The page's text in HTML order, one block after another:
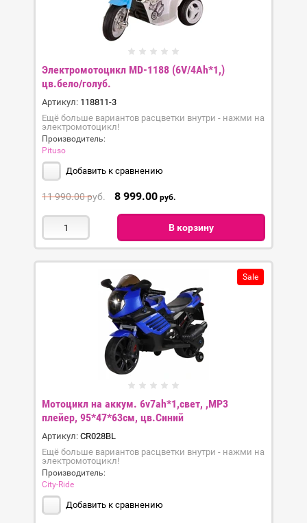
Электромотоцикл MD-1188 (6V/4Ah*1,)
цв.бело/голуб.
Артикул: 118811-3
Ещё больше вариантов расцветки внутри - нажми на
электромотоцикл!
Производитель:
Pituso
Добавить к сравнению
11 990.00руб. 8 999.00 руб.
В корзину
Sale
Мотоцикл на аккум. 6v7ah*1,свет, ,МР3
плейер, 95*47*63см, цв.Синий
Артикул: CR028BL
Ещё больше вариантов расцветки внутри - нажми на
электромотоцикл!
Производитель:
City-Ride
Добавить к сравнению